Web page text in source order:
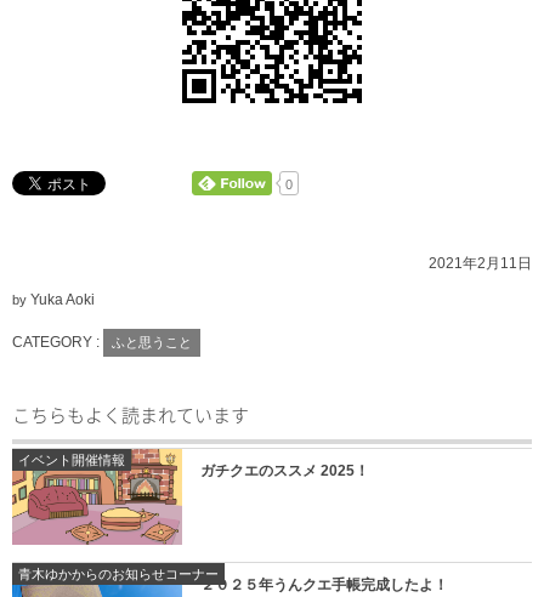
0
2021年2月11日
by Yuka Aoki
CATEGORY : ふと思うこと
こちらもよく読まれています
イベント開催情報
ガチクエのススメ 2025！
青木ゆかからのお知らせコーナー
２０２５年うんクエ手帳完成したよ！